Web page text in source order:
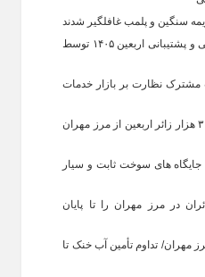
سنگین و پلمب غافلگیر شدند
تجلیل از رانندگان ناوگان آبرسانی و پشتیبانی اربعین ۱۴۰۵ توسط
مشترک نظارت بر بازار خدمات
بازگشت بیش از یک میلیون و ۳۰۵ هزار زائر اربعین از مرز مهران
جایگاه‌ های سوخت ثابت و سیار
در مرز مهران را تا پایان
زائر از مرز مهران/ تداوم تأمین آب خنک تا